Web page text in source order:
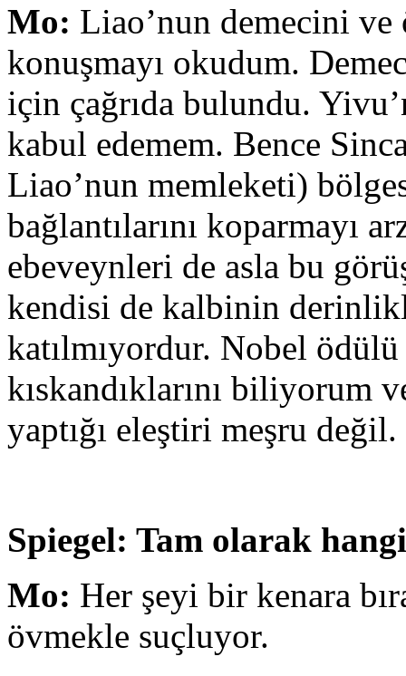
Mo: Liao’nun demecini ve
konuşmayı okudum.
için çağrıda bulundu.
kabul edemem. Bence
Liao’nun memleketi)
bağlantılarını koparmayı
ebeveynleri de asla bu
kendisi de kalbinin
katılmıyordur. Nobel ödülü
kıskandıklarını biliyorum
yaptığı eleştiri meşru değil.
Spiegel: Tam olarak
Mo: Her şeyi bir kenara
övmekle suçluyor.